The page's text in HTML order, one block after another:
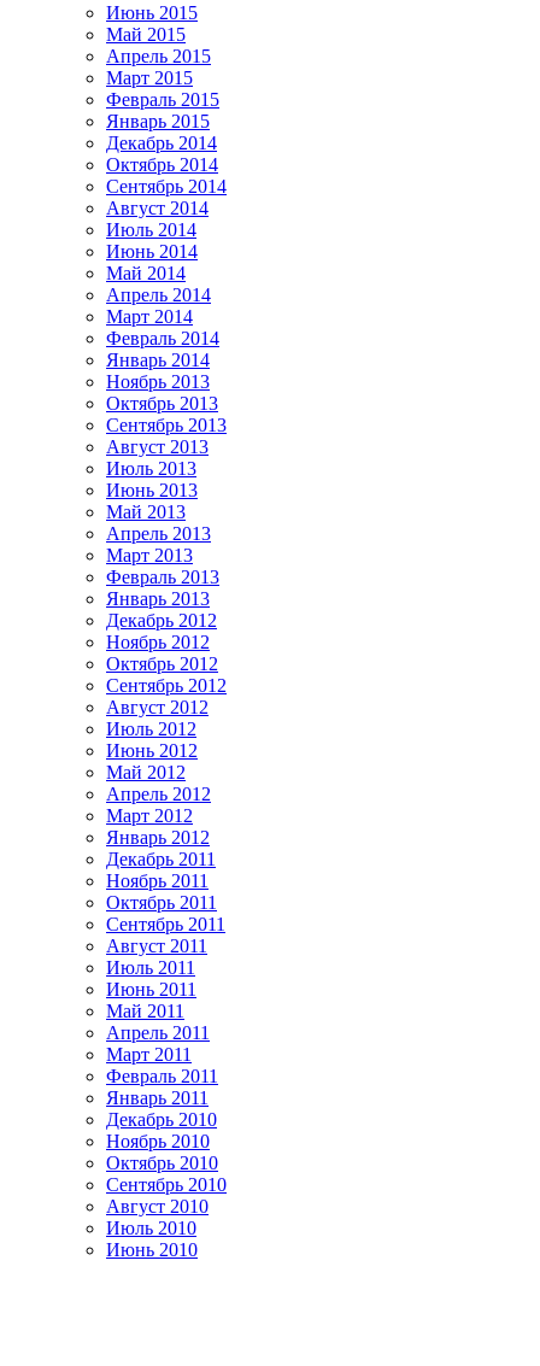
Июнь 2015
Май 2015
Апрель 2015
Март 2015
Февраль 2015
Январь 2015
Декабрь 2014
Октябрь 2014
Сентябрь 2014
Август 2014
Июль 2014
Июнь 2014
Май 2014
Апрель 2014
Март 2014
Февраль 2014
Январь 2014
Ноябрь 2013
Октябрь 2013
Сентябрь 2013
Август 2013
Июль 2013
Июнь 2013
Май 2013
Апрель 2013
Март 2013
Февраль 2013
Январь 2013
Декабрь 2012
Ноябрь 2012
Октябрь 2012
Сентябрь 2012
Август 2012
Июль 2012
Июнь 2012
Май 2012
Апрель 2012
Март 2012
Январь 2012
Декабрь 2011
Ноябрь 2011
Октябрь 2011
Сентябрь 2011
Август 2011
Июль 2011
Июнь 2011
Май 2011
Апрель 2011
Март 2011
Февраль 2011
Январь 2011
Декабрь 2010
Ноябрь 2010
Октябрь 2010
Сентябрь 2010
Август 2010
Июль 2010
Июнь 2010